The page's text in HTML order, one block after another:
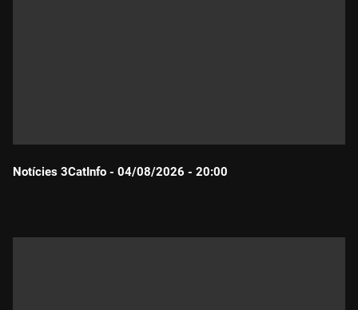
Notícies 3CatInfo - 04/08/2026 - 20:00